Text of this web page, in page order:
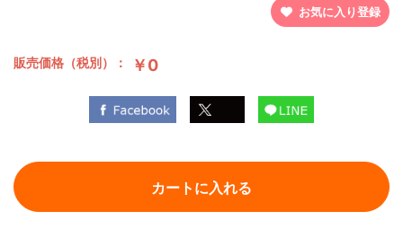
お気に入り登録
販売価格（税別）： ￥0
カートに入れる